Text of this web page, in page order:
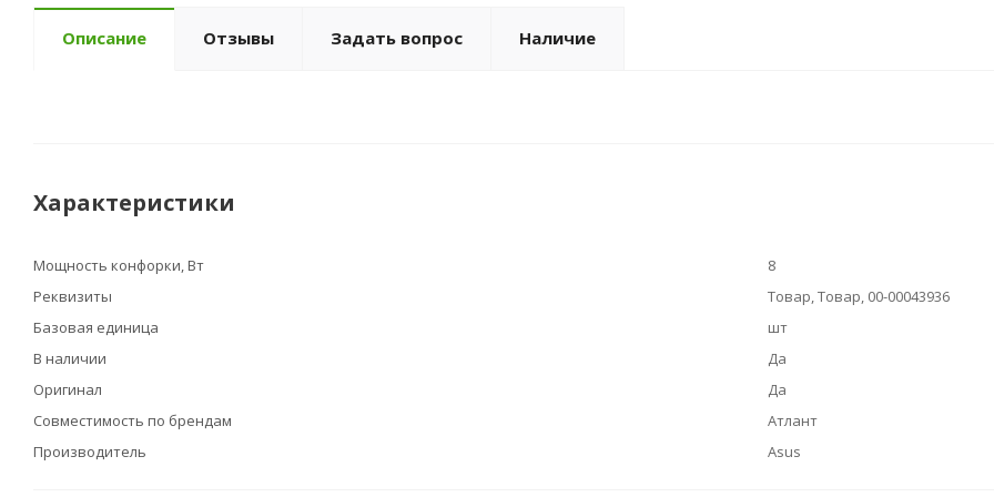
Описание Отзывы Задать вопрос Наличие
Характеристики
Мощность конфорки, Вт
8
Реквизиты
Товар, Товар, 00-00043936
Базовая единица
шт
В наличии
Да
Оригинал
Да
Совместимость по брендам
Атлант
Производитель
Asus